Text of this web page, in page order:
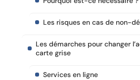
Les risques en cas de non-
Les démarches pour changer
carte grise
Services en ligne